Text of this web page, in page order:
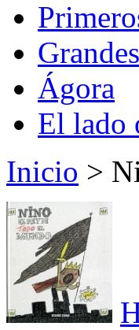
Ágora
El lado
Inicio >